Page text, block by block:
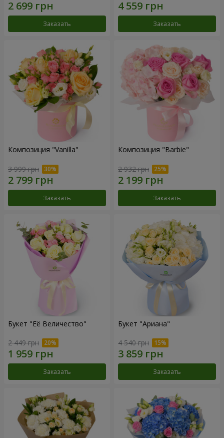
Заказать Заказать
Композиция "Vanilla"
3 999 грн
Заказать
Композиция "Barbie"
2 932 грн
Заказать
Букет "Её Величество"
2 449 грн
Заказать
Букет "Ариана"
4 540 грн
Заказать